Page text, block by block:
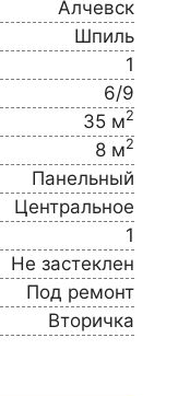
Алчевск
Шпиль
1
6/9
35 м2
8 м2
Панельный
Центральное
1
Не застеклен
Под ремонт
Вторичка